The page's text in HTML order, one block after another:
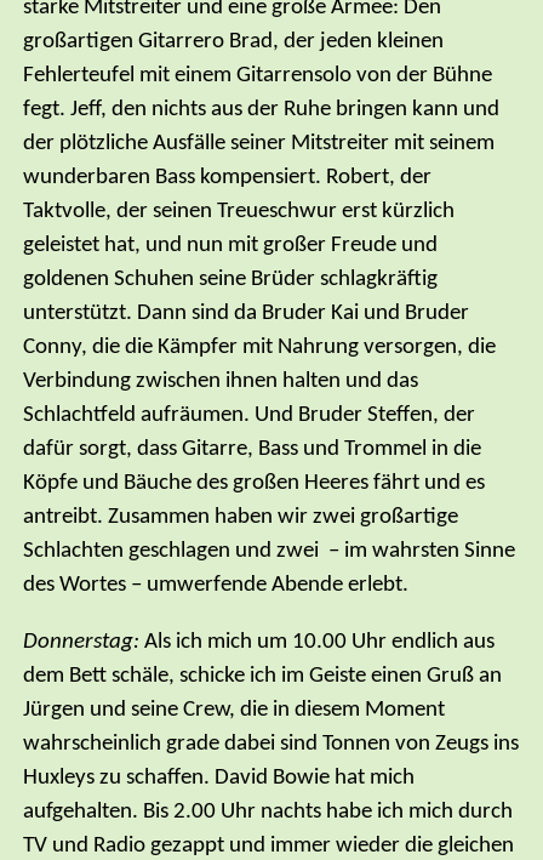
starke Mitstreiter und eine große Armee: Den
großartigen Gitarrero Brad, der jeden kleinen
Fehlerteufel mit einem Gitarrensolo von der Bühne
fegt. Jeff, den nichts aus der Ruhe bringen kann und
der plötzliche Ausfälle seiner Mitstreiter mit seinem
wunderbaren Bass kompensiert. Robert, der
Taktvolle, der seinen Treueschwur erst kürzlich
geleistet hat, und nun mit großer Freude und
goldenen Schuhen seine Brüder schlagkräftig
unterstützt. Dann sind da Bruder Kai und Bruder
Conny, die die Kämpfer mit Nahrung versorgen, die
Verbindung zwischen ihnen halten und das
Schlachtfeld aufräumen. Und Bruder Steffen, der
dafür sorgt, dass Gitarre, Bass und Trommel in die
Köpfe und Bäuche des großen Heeres fährt und es
antreibt. Zusammen haben wir zwei großartige
Schlachten geschlagen und zwei – im wahrsten Sinne
des Wortes – umwerfende Abende erlebt.
Donnerstag: Als ich mich um 10.00 Uhr endlich aus
dem Bett schäle, schicke ich im Geiste einen Gruß an
Jürgen und seine Crew, die in diesem Moment
wahrscheinlich grade dabei sind Tonnen von Zeugs ins
Huxleys zu schaffen. David Bowie hat mich
aufgehalten. Bis 2.00 Uhr nachts habe ich mich durch
TV und Radio gezappt und immer wieder die gleichen